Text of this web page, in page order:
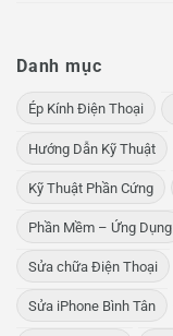
Danh mục
Ép Kính Điện Thoại
Hướng Dẫn Kỹ Thuật
Kỹ Thuật Phần Cứng
Phần Mềm – Ứng Dụng
Sửa chữa Điện Thoại
Sửa iPhone Bình Tân